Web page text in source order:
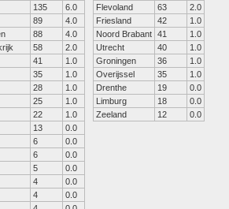
135
6.0
89
4.0
88
4.0
58
2.0
41
1.0
35
1.0
28
1.0
25
1.0
22
1.0
13
0.0
6
0.0
6
0.0
5
0.0
4
0.0
4
0.0
Flevoland
63
2.0
Friesland
42
1.0
Noord Brabant 41
1.0
Utrecht
40
1.0
Groningen
36
1.0
Overijssel
35
1.0
Drenthe
19
0.0
Limburg
18
0.0
Zeeland
12 0.0